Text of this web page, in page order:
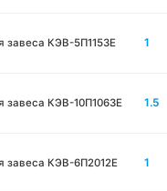
завеса КЭВ-5П1153E 1
завеса КЭВ-10П1063E 1.5
завеса КЭВ-6П2012Е 1